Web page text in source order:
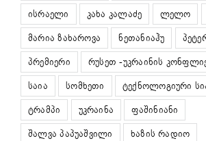
ისრაელი
კახა კალაძე ლელო
მარია ზახაროვა
ნეთანიაჰუ
პრემიერი
რუსეთ -უკრაინის
საია
სომხეთი
ტექნოლოგიური
ტრამპი
უკრაინა
ფაშინიანი
შალვა პაპუაშვილი
ხაზის რადიო